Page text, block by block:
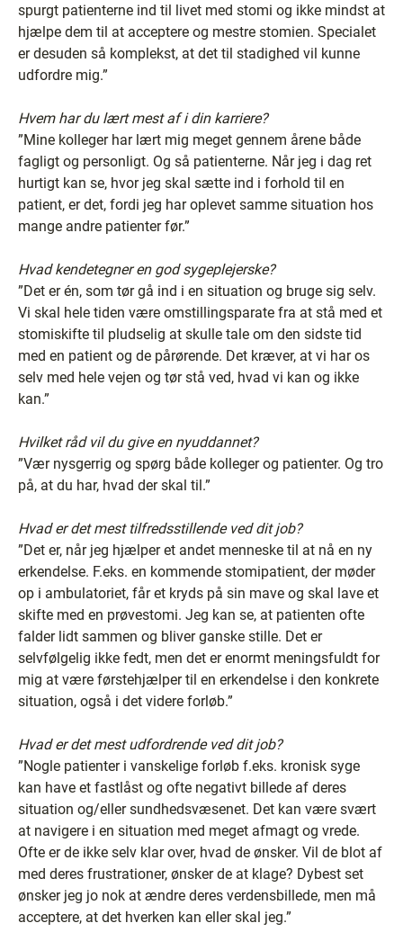
spurgt patienterne ind til livet med stomi og ikke mindst at
hjælpe dem til at acceptere og mestre stomien. Specialet
er desuden så komplekst, at det til stadighed vil kunne
udfordre mig.”
Hvem har du lært mest af i din karriere?
”Mine kolleger har lært mig meget gennem årene både
fagligt og personligt. Og så patienterne. Når jeg i dag ret
hurtigt kan se, hvor jeg skal sætte ind i forhold til en
patient, er det, fordi jeg har oplevet samme situation hos
mange andre patienter før.”
Hvad kendetegner en god sygeplejerske?
”Det er én, som tør gå ind i en situation og bruge sig selv.
Vi skal hele tiden være omstillingsparate fra at stå med et
stomiskifte til pludselig at skulle tale om den sidste tid
med en patient og de pårørende. Det kræver, at vi har os
selv med hele vejen og tør stå ved, hvad vi kan og ikke
kan.”
Hvilket råd vil du give en nyuddannet?
”Vær nysgerrig og spørg både kolleger og patienter. Og tro
på, at du har, hvad der skal til.”
Hvad er det mest tilfredsstillende ved dit job?
”Det er, når jeg hjælper et andet menneske til at nå en ny
erkendelse. F.eks. en kommende stomipatient, der møder
op i ambulatoriet, får et kryds på sin mave og skal lave et
skifte med en prøvestomi. Jeg kan se, at patienten ofte
falder lidt sammen og bliver ganske stille. Det er
selvfølgelig ikke fedt, men det er enormt meningsfuldt for
mig at være førstehjælper til en erkendelse i den konkrete
situation, også i det videre forløb.”
Hvad er det mest udfordrende ved dit job?
”Nogle patienter i vanskelige forløb f.eks. kronisk syge
kan have et fastlåst og ofte negativt billede af deres
situation og/eller sundhedsvæsenet. Det kan være svært
at navigere i en situation med meget afmagt og vrede.
Ofte er de ikke selv klar over, hvad de ønsker. Vil de blot af
med deres frustrationer, ønsker de at klage? Dybest set
ønsker jeg jo nok at ændre deres verdensbillede, men må
acceptere, at det hverken kan eller skal jeg.”